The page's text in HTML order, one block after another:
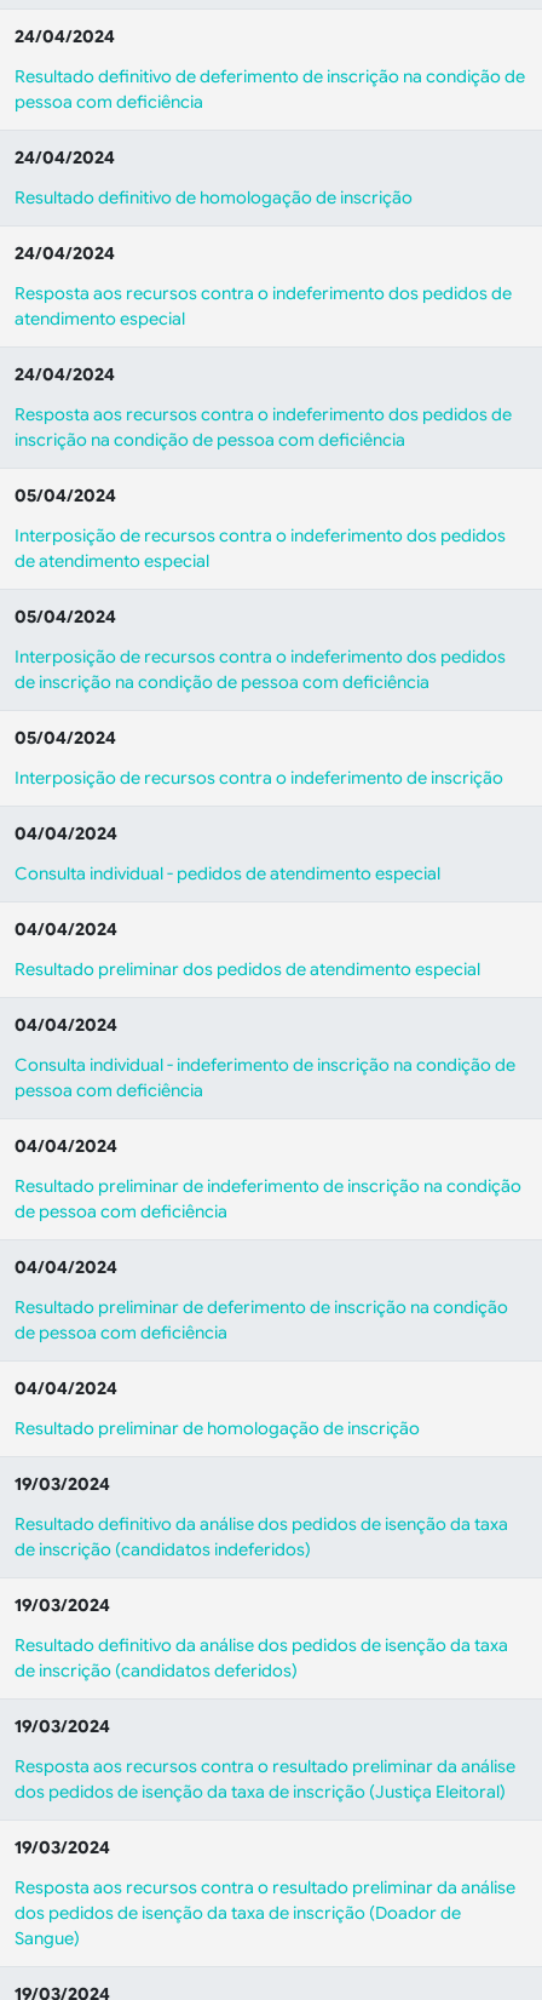
24/04/2024
Resultado definitivo de deferimento de inscrição na condição de
pessoa com deficiência
24/04/2024
Resultado definitivo de homologação de inscrição
24/04/2024
Resposta aos recursos contra o indeferimento dos pedidos de
atendimento especial
24/04/2024
Resposta aos recursos contra o indeferimento dos pedidos de
inscrição na condição de pessoa com deficiência
05/04/2024
Interposição de recursos contra o indeferimento dos pedidos
de atendimento especial
05/04/2024
Interposição de recursos contra o indeferimento dos pedidos
de inscrição na condição de pessoa com deficiência
05/04/2024
Interposição de recursos contra o indeferimento de inscrição
04/04/2024
Consulta individual - pedidos de atendimento especial
04/04/2024
Resultado preliminar dos pedidos de atendimento especial
04/04/2024
Consulta individual - indeferimento de inscrição na condição de
pessoa com deficiência
04/04/2024
Resultado preliminar de indeferimento de inscrição na condição
de pessoa com deficiência
04/04/2024
Resultado preliminar de deferimento de inscrição na condição
de pessoa com deficiência
04/04/2024
Resultado preliminar de homologação de inscrição
19/03/2024
Resultado definitivo da análise dos pedidos de isenção da taxa
de inscrição (candidatos indeferidos)
19/03/2024
Resultado definitivo da análise dos pedidos de isenção da taxa
de inscrição (candidatos deferidos)
19/03/2024
Resposta aos recursos contra o resultado preliminar da análise
dos pedidos de isenção da taxa de inscrição (Justiça Eleitoral)
19/03/2024
Resposta aos recursos contra o resultado preliminar da análise
dos pedidos de isenção da taxa de inscrição (Doador de
Sangue)
19/03/2024